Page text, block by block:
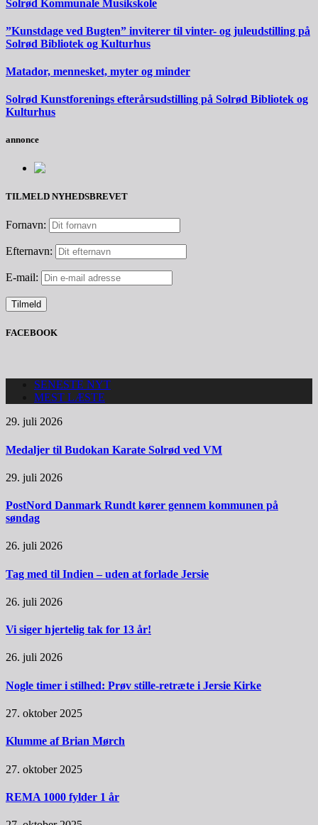
Solrød Kommunale Musikskole
”Kunstdage ved Bugten” inviterer til vinter- og juleudstilling på
Solrød Bibliotek og Kulturhus
Matador, mennesket, myter og minder
Solrød Kunstforenings efterårsudstilling på Solrød Bibliotek og
Kulturhus
annonce
TILMELD NYHEDSBREVET
Fornavn:
Efternavn:
E-mail:
FACEBOOK
SENESTE NYT
MEST LÆSTE
29. juli 2026
Medaljer til Budokan Karate Solrød ved VM
29. juli 2026
PostNord Danmark Rundt kører gennem kommunen på
søndag
26. juli 2026
Tag med til Indien – uden at forlade Jersie
26. juli 2026
Vi siger hjertelig tak for 13 år!
26. juli 2026
Nogle timer i stilhed: Prøv stille-retræte i Jersie Kirke
27. oktober 2025
Klumme af Brian Mørch
27. oktober 2025
REMA 1000 fylder 1 år